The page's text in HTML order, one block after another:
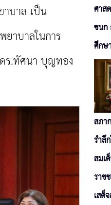
าบาล เป็น
าบาลในการ
ร.ทัศนา บุญทอง
ศาส
ชนก
ศึกษ
สภา
รำลึ
สมเ
ราช
เสด็